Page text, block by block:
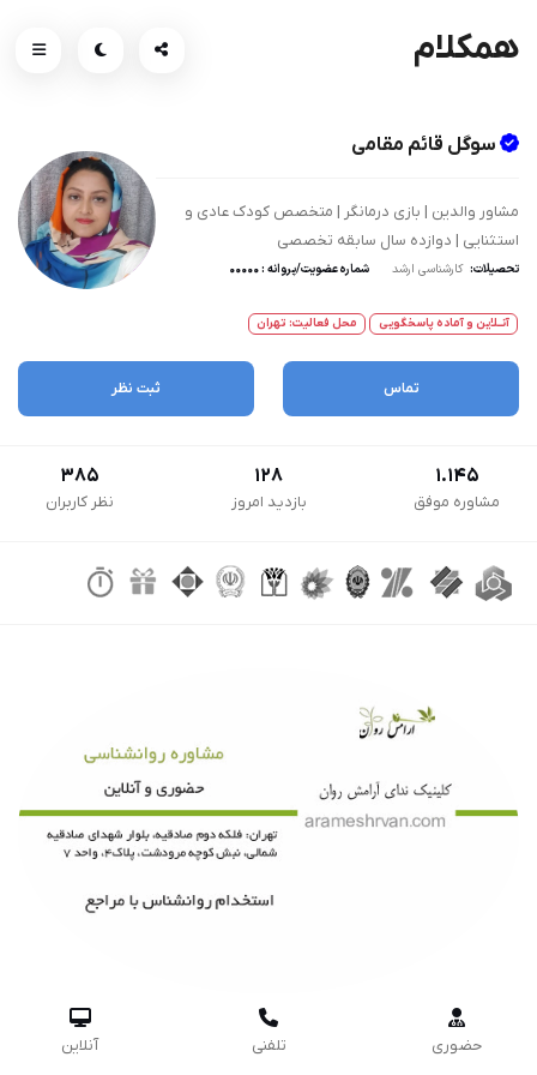
همکلام
سوگل قائم مقامی
مشاور والدین | بازی درمانگر | متخصص کودک عادی و
استثنایی | دوازده سال سابقه تخصصی
تحصیلات: کارشناسی ارشد شماره عضویت/پروانه : 00000
آنــلاین و آماده پاسخگویی محل فعالیت: تهران
تماس ثبت نظر
1.145
مشاوره موفق
128
بازدید امروز
385
نظر کاربران

حضوری

تلفنی

آنلاین